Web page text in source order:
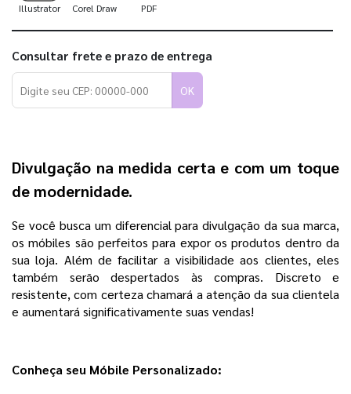
Illustrator Corel Draw PDF
Consultar frete e prazo de entrega
OK
Divulgação na medida certa e com um toque
de modernidade.
Se você busca um diferencial para divulgação da sua marca,
os móbiles são perfeitos para expor os produtos dentro da
sua loja. Além de facilitar a visibilidade aos clientes, eles
também serão despertados às compras. Discreto e
resistente, com certeza chamará a atenção da sua clientela
e aumentará significativamente suas vendas!
Conheça seu Móbile Personalizado: